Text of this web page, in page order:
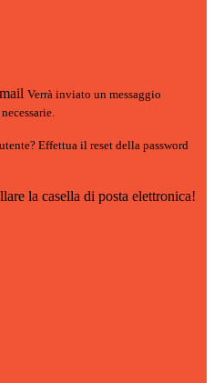
Verrà inviato un messaggio
Effettua il reset della password
la casella di posta elettronica!